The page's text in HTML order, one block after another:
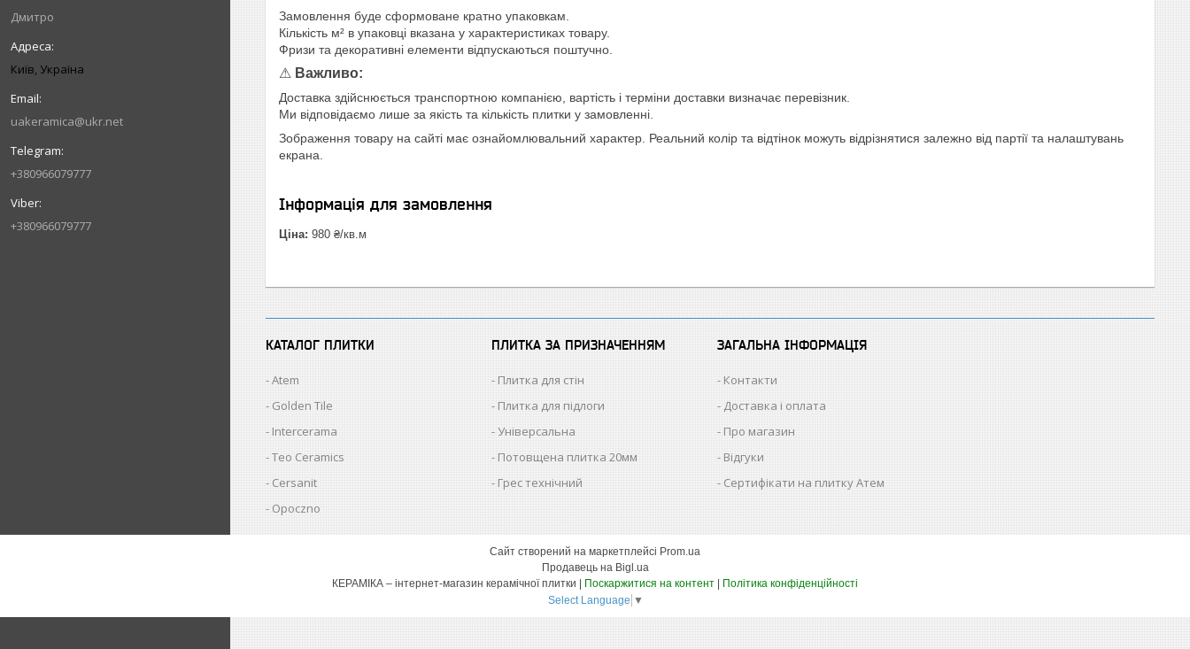
Дмитро
Київ, Україна
uakeramica@ukr.net
+380966079777
+380966079777
Замовлення буде сформоване кратно упаковкам.
Кількість м² в упаковці вказана у характеристиках товару.
Фризи та декоративні елементи відпускаються поштучно.
⚠ Важливо:
Доставка здійснюється транспортною компанією, вартість і терміни доставки визначає перевізник.
Ми відповідаємо лише за якість та кількість плитки у замовленні.
Зображення товару на сайті має ознайомлювальний характер. Реальний колір та відтінок можуть відрізнятися залежно від партії та налаштувань
екрана.
Інформація для замовлення
Ціна: 980 ₴/кв.м
КАТАЛОГ ПЛИТКИ
Atem
Golden Tile
Intercerama
Teo Ceramics
Cersanit
Opoczno
ПЛИТКА ЗА ПРИЗНАЧЕННЯМ
Плитка для стін
Плитка для підлоги
Універсальна
Потовщена плитка 20мм
Грес технічний
ЗАГАЛЬНА ІНФОРМАЦІЯ
Контакти
Доставка і оплата
Про магазин
Відгуки
Сертифікати на плитку Атем
Сайт створений на маркетплейсі Prom.ua
Продавець на Bigl.ua
Поскаржитися на контент
Політика конфіденційності
Select Language ▼